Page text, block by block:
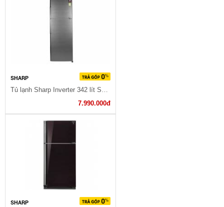
SHARP
Tủ lạnh Sharp Inverter 342 lít SJ-X346E-DS
7.990.000đ
SHARP